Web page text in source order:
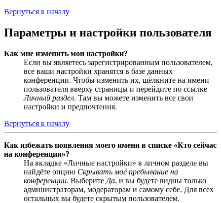
Вернуться к началу
Параметры и настройки пользователя
Как мне изменить мои настройки?
Если вы являетесь зарегистрированным пользователем,
все ваши настройки хранятся в базе данных
конференции. Чтобы изменить их, щёлкните на имени
пользователя вверху страницы и перейдите по ссылке
Личный раздел. Там вы можете изменить все свои
настройки и предпочтения.
Вернуться к началу
Как избежать появления моего имени в списке «Кто сейчас
на конференции»?
На вкладке «Личные настройки» в личном разделе вы
найдёте опцию Скрывать моё пребывание на
конференции. Выберите Да, и вы будете видны только
администраторам, модераторам и самому себе. Для всех
остальных вы будете скрытым пользователем.